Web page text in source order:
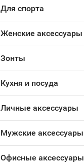
Для спорта
Женские аксессуары
Зонты
Кухня и посуда
Личные аксессуары
Мужские аксессуары
Офисные аксессуары